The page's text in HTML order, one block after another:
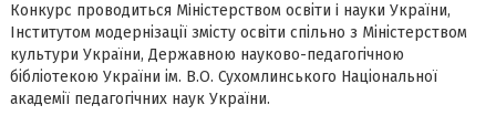
Конкурс проводиться Мiнiстерством освіти i науки України,
Інститутом модернізації змісту освіти спільно з Міністерством
культури України, Державною науково-педагогічною
бібліотекою України ім. В.О. Сухомлинського Національної
академії педагогічних наук України.